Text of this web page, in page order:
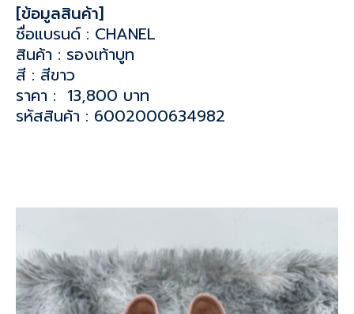
[ข้อมูลสินค้า]
ชื่อแบรนด์ : CHANEL
สินค้า : รองเท้าบูท
สี : สีขาว
ราคา : 13,800 บาท
รหัสสินค้า : 6002000634982